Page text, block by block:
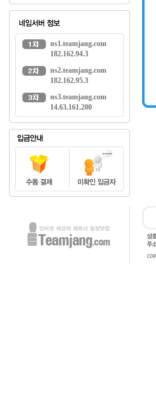
ns1.teamjang.com
182.162.94.3
ns2.teamjang.com
182.162.95.3
ns3.teamjang.com
14.63.161.200